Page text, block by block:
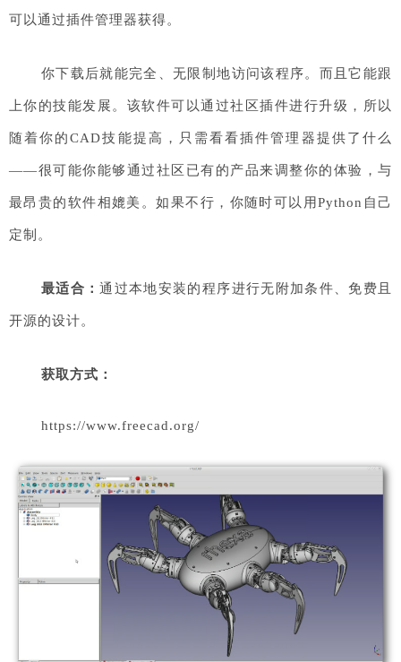
可以通过插件管理器获得。
你下载后就能完全、无限制地访问该程序。而且它能跟
上你的技能发展。该软件可以通过社区插件进行升级，所以
随着你的CAD技能提高，只需看看插件管理器提供了什么
——很可能你能够通过社区已有的产品来调整你的体验，与
最昂贵的软件相媲美。如果不行，你随时可以用Python自己
定制。
最适合：通过本地安装的程序进行无附加条件、免费且
开源的设计。
获取方式：
https://www.freecad.org/